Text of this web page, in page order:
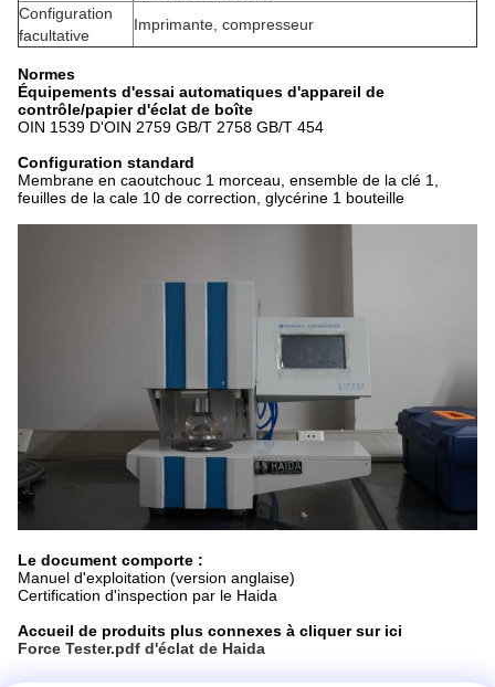
Configuration
facultative
Imprimante, compresseur
Normes
Équipements d'essai automatiques d'appareil de
contrôle/papier d'éclat de boîte
OIN 1539 D'OIN 2759 GB/T 2758 GB/T 454
Configuration standard
Membrane en caoutchouc 1 morceau, ensemble de la clé 1,
feuilles de la cale 10 de correction, glycérine 1 bouteille
Le document comporte :
Manuel d'exploitation (version anglaise)
Certification d'inspection par le Haida
Accueil de produits plus connexes à cliquer sur ici
Force Tester.pdf d'éclat de Haida